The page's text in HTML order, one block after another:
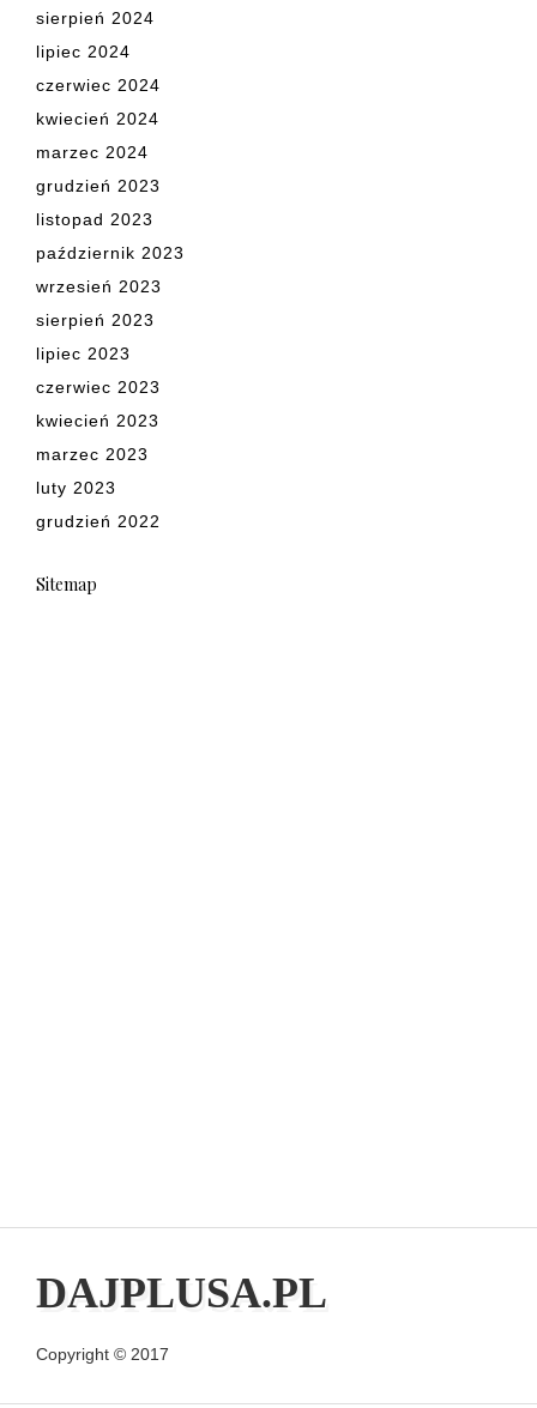
sierpień 2024
lipiec 2024
czerwiec 2024
kwiecień 2024
marzec 2024
grudzień 2023
listopad 2023
październik 2023
wrzesień 2023
sierpień 2023
lipiec 2023
czerwiec 2023
kwiecień 2023
marzec 2023
luty 2023
grudzień 2022
Sitemap
DAJPLUSA.PL
Copyright © 2017